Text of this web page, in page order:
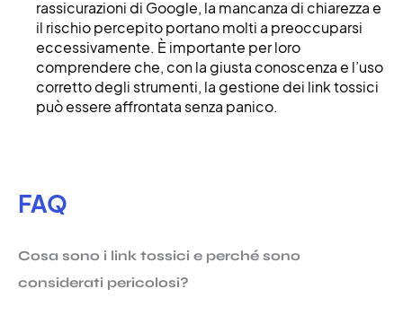
rassicurazioni di Google, la mancanza di chiarezza e
il rischio percepito portano molti a preoccuparsi
eccessivamente. È importante per loro
comprendere che, con la giusta conoscenza e l’uso
corretto degli strumenti, la gestione dei link tossici
può essere affrontata senza panico.
FAQ
Cosa sono i link tossici e perché sono
considerati pericolosi?